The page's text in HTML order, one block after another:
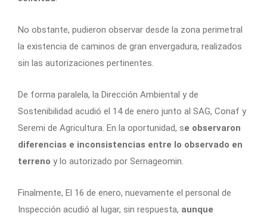
No obstante, pudieron observar desde la zona perimetral
la existencia de caminos de gran envergadura, realizados
sin las autorizaciones pertinentes.
De forma paralela, la Dirección Ambiental y de
Sostenibilidad acudió el 14 de enero junto al SAG, Conaf y
Seremi de Agricultura. En la oportunidad, se observaron
diferencias e inconsistencias entre lo observado en
terreno y lo autorizado por Sernageomin.
Finalmente, El 16 de enero, nuevamente el personal de
Inspección acudió al lugar, sin respuesta, aunque